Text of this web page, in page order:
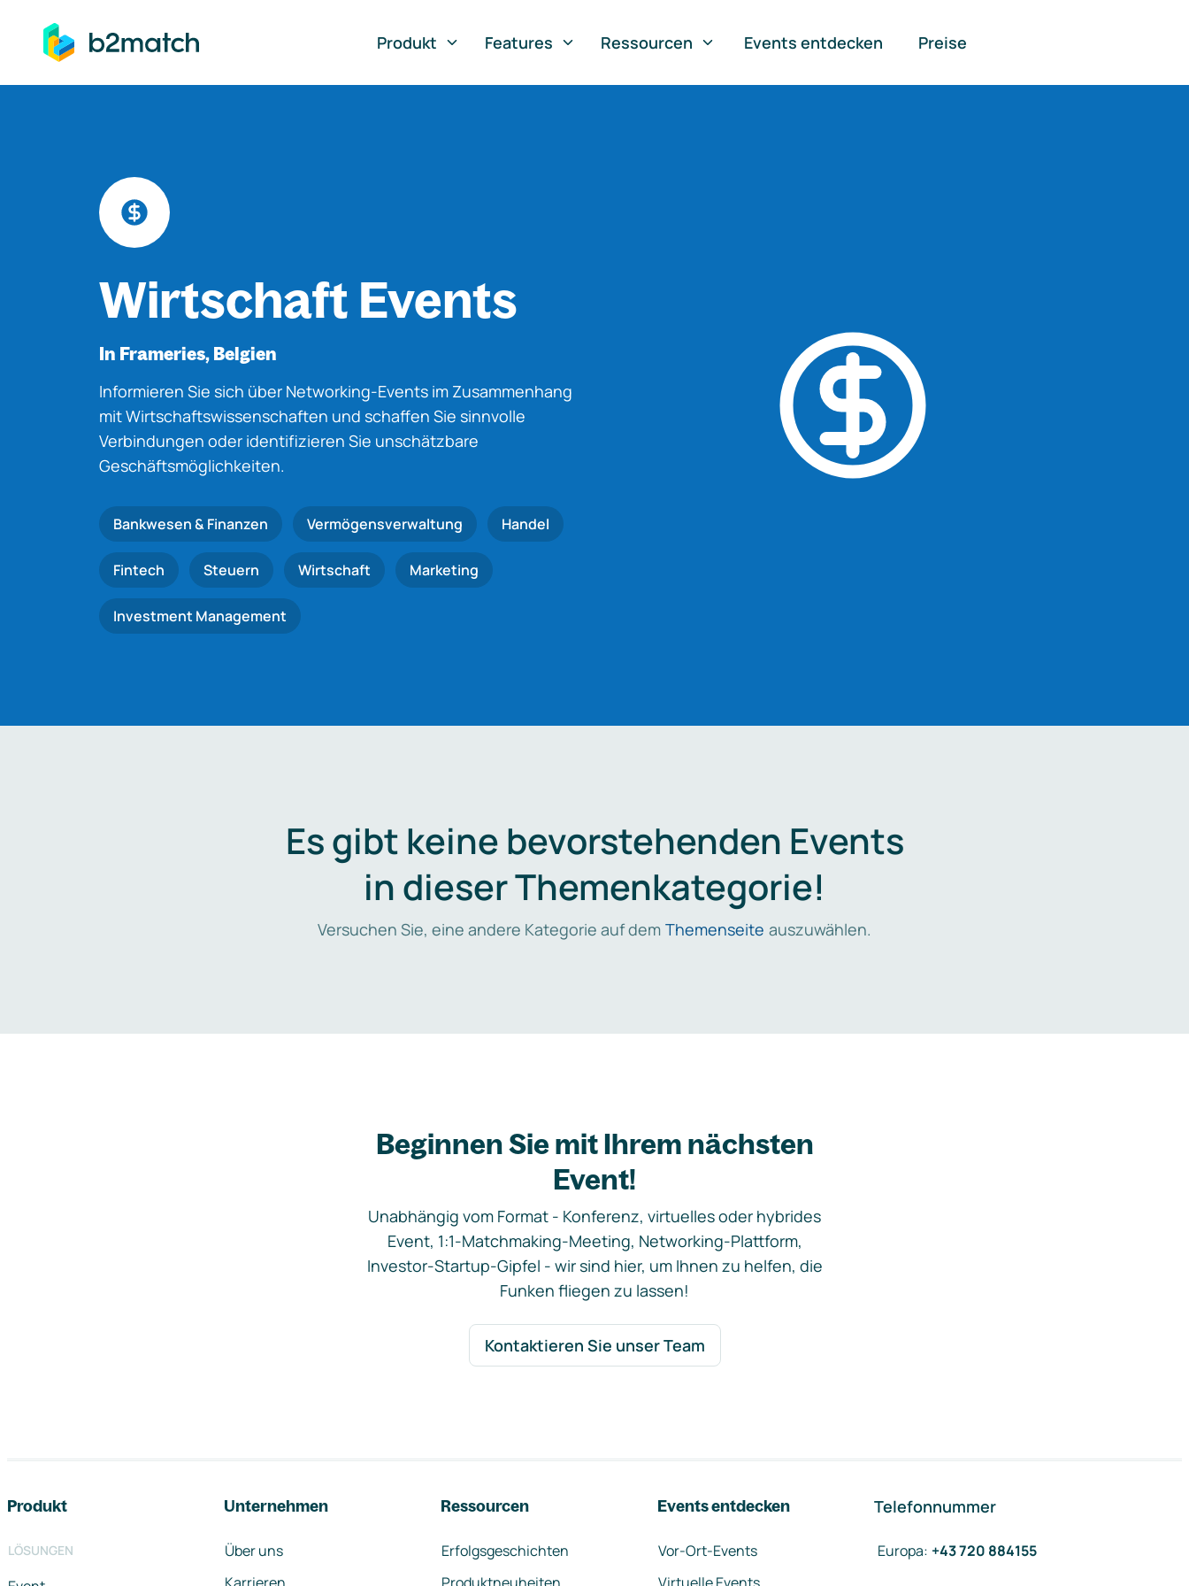
springen
Produkt
Features Ressourcen Events entdecken Preise
Wirtschaft Events
In Frameries, Belgien
Informieren Sie sich über Networking-Events im Zusammenhang
mit Wirtschaftswissenschaften und schaffen Sie sinnvolle
Verbindungen oder identifizieren Sie unschätzbare
Geschäftsmöglichkeiten.
Bankwesen & Finanzen Vermögensverwaltung Handel
Fintech Steuern Wirtschaft Marketing
Investment Management
Es gibt keine bevorstehenden Events
in dieser Themenkategorie!
Versuchen Sie, eine andere Kategorie auf dem Themenseite auszuwählen.
Beginnen Sie mit Ihrem nächsten
Event!
Unabhängig vom Format - Konferenz, virtuelles oder hybrides
Event, 1:1-Matchmaking-Meeting, Networking-Plattform,
Investor-Startup-Gipfel - wir sind hier, um Ihnen zu helfen, die
Funken fliegen zu lassen!
Kontaktieren Sie unser Team
Produkt
LÖSUNGEN
Unternehmen
Über uns
Ressourcen
Erfolgsgeschichten
Events entdecken
Vor-Ort-Events
Telefonnummer
Europa: +43 720 884155